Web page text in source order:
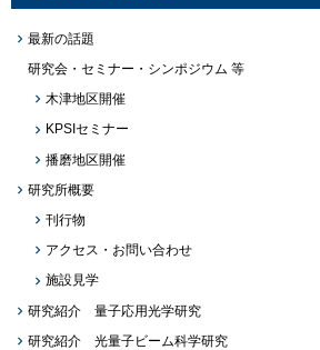
最新の話題
研究会・セミナー・シンポジウム 等
木津地区開催
KPSIセミナー
播磨地区開催
研究所概要
刊行物
アクセス・お問い合わせ
施設見学
研究紹介 量子応用光学研究
研究紹介 光量子ビーム科学研究